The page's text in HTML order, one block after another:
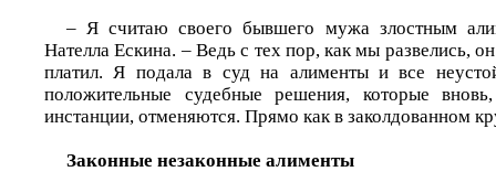
– Я считаю своего бывшего мужа злостным
Нателла Ескина. – Ведь с тех пор, как мы развелись,
платил. Я подала в суд на алименты и все
положительные судебные решения, которые
инстанции, отменяются. Прямо как в заколдованном
Законные незаконные алименты